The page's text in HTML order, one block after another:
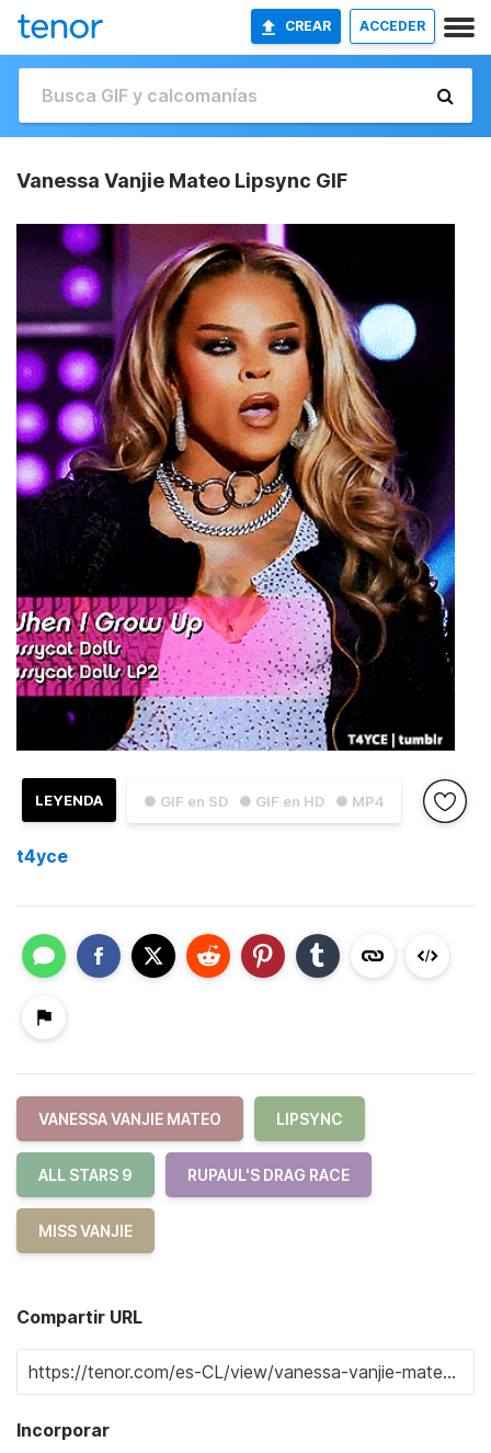
CREAR ACCEDER
Vanessa Vanjie Mateo Lipsync GIF
● GIF en SD ● GIF en HD ● MP4
LEYENDA
t4yce
VANESSA VANJIE MATEO LIPSYNC
ALL STARS 9 RUPAUL'S DRAG RACE
MISS VANJIE
Compartir URL
Incorporar